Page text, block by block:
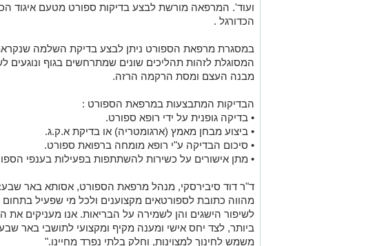
ועוד'. המרפאה מורשת לבצע בדיקות ספורט מטעם איגוד
הכדורגל .
המסוגלת לזהות תהליכים שונים שמתרחשים בגוף ונוגעים
מבנה העצם ומסת הרקמה הרזה.
הבדיקות המתבצעות במרפאת הספורט :
• בדיקה גופנית על ידי רופא ספורט.
• ביצוע מבחן מאמץ (ארגומטריה) או בדיקת א.ק.ג.
• סיכום הבדיקה ע"י רופא מומחה ברפואת ספורט.
• מתן אישורים על כשירות להשתתפות בפעילות בענפי
ד"ר דוד סיבירסקי, מנהל מרפאת הספורט, אסותא באר
מהווה כתובת לספורטאים מקצוענים ולכל מי שפעיל בתחום
לשיפור הישגים והן לשמירה על הבריאות. אנו מעניקים את
ביותר, לצד יחס אישי ומענה מקיף ומקצועי לתושבי באר
משמש לחינוך למצוינות, וחלק בלתי נפרד מחיינו."